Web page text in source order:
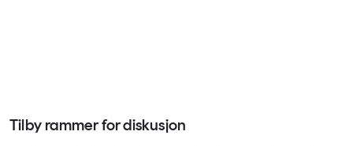
Tilby rammer for diskusjon